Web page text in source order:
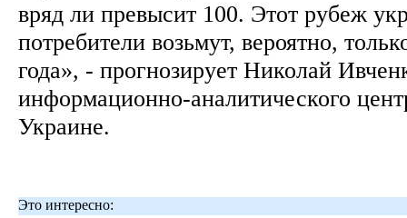
вряд ли превысит 100. Этот рубеж
потребители возьмут, вероятно,
года», - прогнозирует Николай
информационно-аналитического
Украине.
Это интересно: